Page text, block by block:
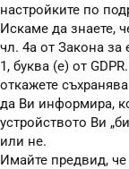
настройките по
Искаме да знаете,
чл. 4а от Закона за
1, буква (е) от
откажете
да Ви информира,
устройството Ви
или не.
Имайте предвид, че